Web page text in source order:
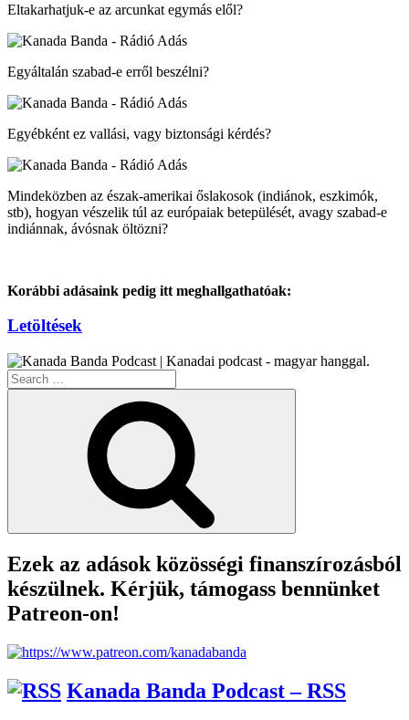
Eltakarhatjuk-e az arcunkat egymás elől?
Egyáltalán szabad-e erről beszélni?
Egyébként ez vallási, vagy biztonsági kérdés?
Mindeközben az észak-amerikai őslakosok (indiánok, eszkimók,
stb), hogyan vészelik túl az európaiak betepülését, avagy szabad-e
indiánnak, ávósnak öltözni?
Korábbi adásaink pedig itt meghallgathatóak:
Letöltések
Search
for:
Ezek az adások közösségi finanszírozásból
készülnek. Kérjük, támogass bennünket
Patreon-on!
Kanada Banda Podcast – RSS